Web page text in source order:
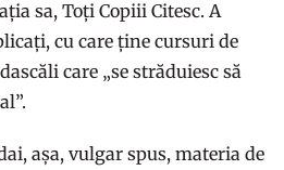
sa, Toți Copiii Citesc. A
cu care ține cursuri de
care „se străduiesc să
așa, vulgar spus, materia de